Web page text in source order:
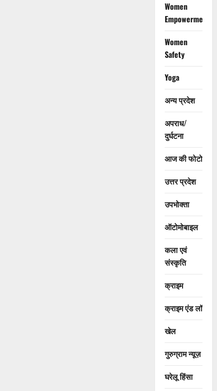
Women
Empowerment
Women
Safety
Yoga
अन्य प्रदेश
अपराध/
दुर्घटना
आज की फोटो
उत्तर प्रदेश
उपभोक्ता
ऑटोमोबाइल
कला एवं
संस्कृति
क्राइम
क्राइम एंड लॉ
खेल
गुरुग्राम न्यूज़
घरेलू हिंसा